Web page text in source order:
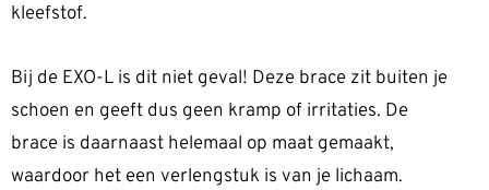
kleefstof.
Bij de EXO-L is dit niet geval! Deze brace zit buiten je
schoen en geeft dus geen kramp of irritaties. De
brace is daarnaast helemaal op maat gemaakt,
waardoor het een verlengstuk is van je lichaam.